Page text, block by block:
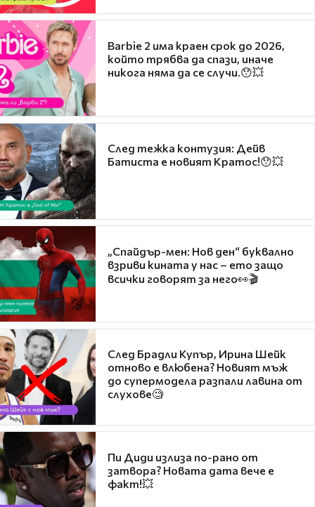
Barbie 2 има краен срок до 2026,
който трябва да спази, иначе
никога няма да се случи.😯💥
След тежка контузия: Дейв
Батиста е новият Кратос!😯💥
„Спайдър-мен: Нов ден“ буквално
взриви кината у нас – ето защо
всички говорят за него👀🎬
След Брадли Купър, Ирина Шейк
отново е влюбена? Новият мъж
до супермодела разпали лавина от
слухове🧐
Пи Диди излиза по-рано от
затвора? Новата дата вече е
факт!💥